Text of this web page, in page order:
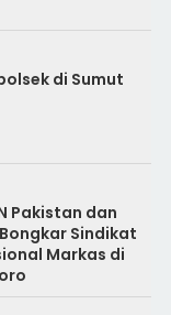
di Sumut
Pakistan dan
Sindikat
Markas di